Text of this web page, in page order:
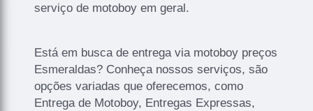
serviço de motoboy em geral.
Está em busca de entrega via motoboy preços
Esmeraldas? Conheça nossos serviços, são
opções variadas que oferecemos, como
Entrega de Motoboy, Entregas Expressas,